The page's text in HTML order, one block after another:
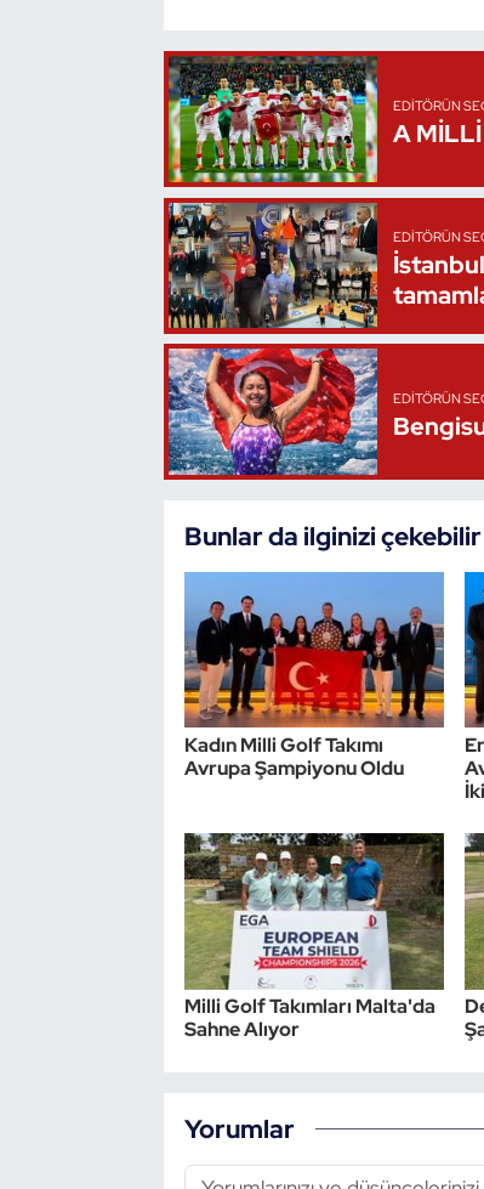
EDITÖRÜN
A MİLLİ
EDITÖRÜN
EDITÖRÜN
Bunlar da ilginizi çekebilir
Kadın Milli Golf Takımı
Avrupa Şampiyonu Oldu
Milli Golf Takımları Malta'da
Sahne Alıyor
Yorumlar
Vücut Geliştirme Fitness
Wushu Kungfu